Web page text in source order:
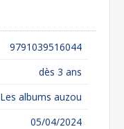
9791039516044
dès 3 ans
Les albums auzou
05/04/2024